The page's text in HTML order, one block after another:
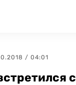
/ 04:01
с